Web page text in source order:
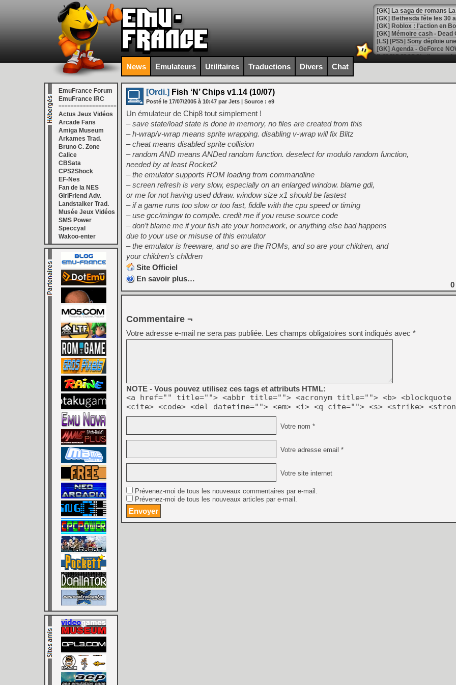
[GK] Bethesda fête les 30
[GK] Roblox : l'action en
[GK] Agenda - GeForce
[GK] Devolver Digital en a
[LS] [PS5] ps5-y2jb-
[GK] Pourquoi Marvel
[GK] Test : Restory : Chill
[GK] GTA 6 : Rockstar
[GK] Hot Wheels Infinite
[GK] Mémoire cash -
[GK] Résultats Nintendo :
[GK] Déjà des
[GK] Minecraft et ses «
[GK] Beast of
[GK] Ubisoft : fin de partie
[GK] Mémoire cash -
[GK] Dan Houser (GTA)
[GK] Comment EA Sports
[GK] Crimson Moon : un
[GK] Isle of Reveries : le
[GK] Moonlighter 2 : The
[GK] Capcom relance
[GK] Le beat'em up The
[GK] Endless Legend 2 :
[LS] [PS5] Le WebKit
[GK] Oubliez Crazy Taxi,
[LS] [Switch] NSZ 5.0.0
News Emulateurs Utilitaires Traductions Divers Chat
EmuFrance Forum
EmuFrance IRC
===================
Actus Jeux Vidéos
Arcade Fans
Amiga Museum
Arkames Trad.
Bruno C. Zone
Calice
CBSata
CPS2Shock
EF-Nes
Fan de la NES
GirlFriend Adv.
Landstalker Trad.
Musée Jeux Vidéos
SMS Power
Speccyal
Wakoo-enter
[Ordi.] Fish ‘N’ Chips v1.14 (10/07)
Posté le 17/07/2005 à 10:47 par Jets | Source : e9
Un émulateur de Chip8 tout simplement !
– save state/load state is done in memory, no files are created from this
– h-wrap/v-wrap means sprite wrapping. disabling v-wrap will fix Blitz
– cheat means disabled sprite collision
– random AND means ANDed random function. deselect for modulo random function,
needed by at least Rocket2
– the emulator supports ROM loading from commandline
– screen refresh is very slow, especially on an enlarged window. blame gdi,
or me for not having used ddraw. window size x1 should be fastest
– if a game runs too slow or too fast, fiddle with the cpu speed or timing
– use gcc/mingw to compile. credit me if you reuse source code
– don’t blame me if your fish ate your homework, or anything else bad happens
due to your use or misuse of this emulator
– the emulator is freeware, and so are the ROMs, and so are your children, and
your children’s children
Site Officiel
En savoir plus…
0
Commentaire ¬
Votre adresse e-mail ne sera pas publiée. Les champs obligatoires sont indiqués avec *
NOTE - Vous pouvez utilisez ces tags et attributs HTML:
<a href="" title=""> <abbr title=""> <acronym title=""> <b> <blockquote
<cite> <code> <del datetime=""> <em> <i> <q cite=""> <s> <strike>
Votre nom *
Votre adresse email *
Votre site internet
Prévenez-moi de tous les nouveaux commentaires par e-mail.
Prévenez-moi de tous les nouveaux articles par e-mail.